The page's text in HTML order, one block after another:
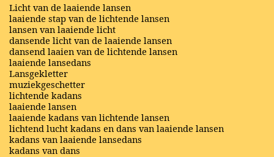
Licht van de laaiende lansen
laaiende stap van de lichtende lansen
lansen van laaiende licht
dansende licht van de laaiende lansen
dansend laaien van de lichtende lansen
laaiende lansedans
Lansgekletter
muziekgeschetter
lichtende kadans
laaiende lansen
laaiende kadans van lichtende lansen
lichtend lucht kadans en dans van laaiende lansen
kadans van laaiende lansedans
kadans van dans